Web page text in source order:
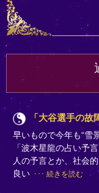
「大谷選手の
早いもので今年も“雪
「波木星龍の占い予
人の予言とか、社会
良い
続きを読む